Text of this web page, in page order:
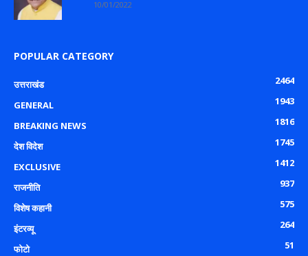
10/01/2022
POPULAR CATEGORY
उत्तराखंड
2464
GENERAL
1943
BREAKING NEWS
1816
देश विदेश
1745
EXCLUSIVE
1412
राजनीति
937
विशेष कहानी
575
इंटरव्यू
264
फोटो
51